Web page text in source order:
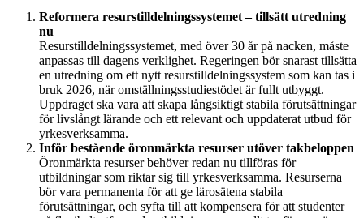
Reformera resurstilldelningssystemet – tillsätt utredning
nu
Resurstilldelningssystemet, med över 30 år på nacken, måste
anpassas till dagens verklighet. Regeringen bör snarast tillsätta
en utredning om ett nytt resurstilldelningssystem som kan tas i
bruk 2026, när omställningsstudiestödet är fullt utbyggt.
Uppdraget ska vara att skapa långsiktigt stabila förutsättningar
för livslångt lärande och ett relevant och uppdaterat utbud för
yrkes­verksamma.
Inför bestående öronmärkta resurser utöver takbeloppen
Öronmärkta resurser behöver redan nu tillföras för
utbildningar som riktar sig till yrkesverksamma. Resurserna
bör vara permanenta för att ge lärosätena stabila
förutsättningar, och syfta till att kompensera för att studenter